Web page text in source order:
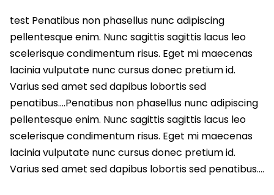
test Penatibus non phasellus nunc adipiscing
pellentesque enim. Nunc sagittis sagittis lacus leo
scelerisque condimentum risus. Eget mi maecenas
lacinia vulputate nunc cursus donec pretium id.
Varius sed amet sed dapibus lobortis sed
penatibus….Penatibus non phasellus nunc adipiscing
pellentesque enim. Nunc sagittis sagittis lacus leo
scelerisque condimentum risus. Eget mi maecenas
lacinia vulputate nunc cursus donec pretium id.
Varius sed amet sed dapibus lobortis sed penatibus….